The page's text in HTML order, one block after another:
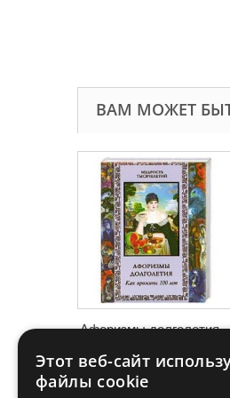
ВАМ МОЖЕТ
Афоризмы
5,90 € -50%
В корзину
Этот веб-сайт
файлы cookie